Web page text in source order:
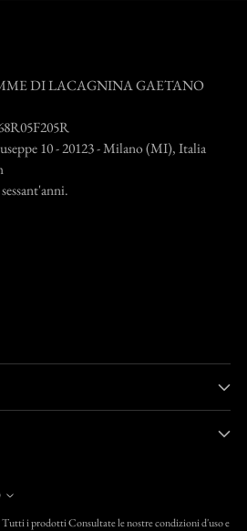
DI LACAGNINA GAETANO
10 - 20123 - Milano (MI), Italia
Tutti i prodotti Consultate le nostre condizioni d'uso e